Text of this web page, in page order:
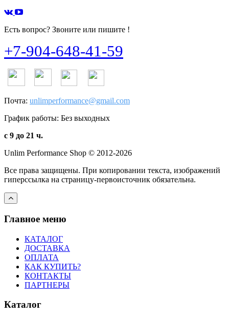
Есть вопрос? Звоните или пишите !
+7-904-648-41-59
Почта: unlimperformance@gmail.com
График работы: Без выходных
с 9 до 21 ч.
Unlim Performance Shop © 2012-2026
Все права защищены. При копировании текста, изображений
гиперссылка на страницу-первоисточник обязательна.
Главное меню
КАТАЛОГ
ДОСТАВКА
ОПЛАТА
КАК КУПИТЬ?
КОНТАКТЫ
ПАРТНЕРЫ
Каталог